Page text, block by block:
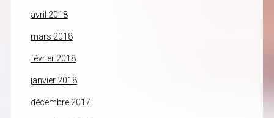
avril 2018
mars 2018
février 2018
janvier 2018
décembre 2017